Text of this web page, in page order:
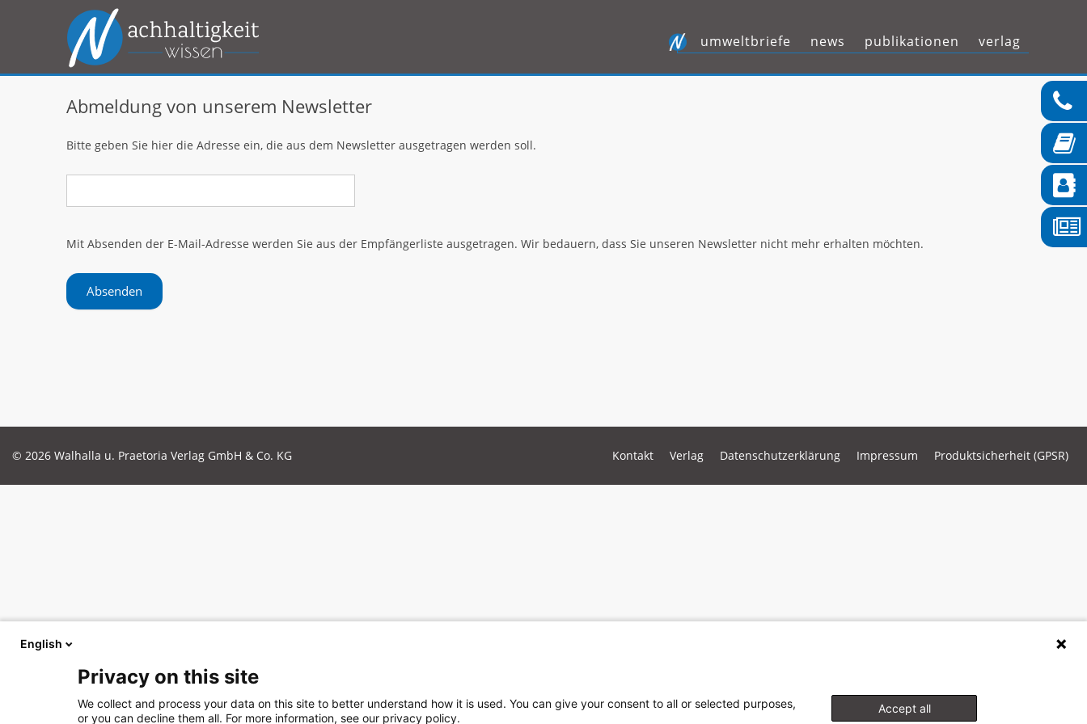
Zum
Inhalt
springen
umweltbriefe news publikationen verlag
Abmeldung von unserem Newsletter
Bitte geben Sie hier die Adresse ein, die aus dem Newsletter ausgetragen werden soll.
Mit Absenden der E-Mail-Adresse werden Sie aus der Empfängerliste ausgetragen. Wir bedauern, dass Sie unseren Newsletter nicht mehr erhalten möchten.
© 2026 Walhalla u. Praetoria Verlag GmbH & Co. KG Kontakt Verlag Datenschutzerklärung Impressum Produktsicherheit (GPSR)
English
Privacy on this site
We collect and process your data on this site to better understand how it is used. You can give your consent to all or selected purposes,
or you can decline them all. For more information, see our privacy policy.
Accept all